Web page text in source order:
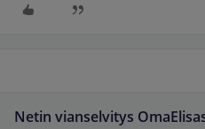
Netin vianselvitys